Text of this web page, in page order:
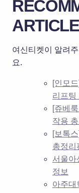
여신티켓이 알려
요.
[인모
리프팅
[쥬베
작용
[보톡
총정리
서울아
정보
아주대